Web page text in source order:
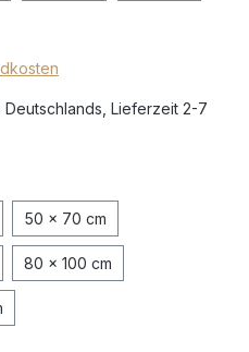
Deutschlands, Lieferzeit 2-7
50 x 70 cm
80 x 100 cm